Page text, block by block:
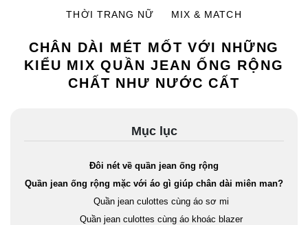
THỜI TRANG NỮ MIX & MATCH
CHÂN DÀI MÉT MỐT VỚI NHỮNG
KIỂU MIX QUẦN JEAN ỐNG RỘNG
CHẤT NHƯ NƯỚC CẤT
Mục lục
Đôi nét về quần jean ống rộng
Quần jean ống rộng mặc với áo gì giúp chân dài miên man?
Quần jean culottes cùng áo sơ mi
Quần jean culottes cùng áo khoác blazer